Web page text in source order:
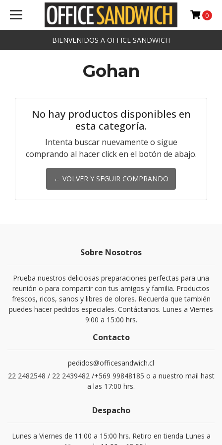
BIENVENIDOS A OFFICE SANDWICH
0
Gohan
No hay productos disponibles en
esta categoría.
Intenta buscar nuevamente o sigue
comprando al hacer click en el botón de abajo.
← VOLVER Y SEGUIR COMPRANDO
Sobre Nosotros
Prueba nuestros deliciosas preparaciones perfectas para una
reunión o para compartir con tus amigos y familia. Productos
frescos, ricos, sanos y libres de olores. Recuerda que también
puedes hacer pedidos especiales. Contáctanos. Lunes a Viernes
9:00 a 15:00 hrs.
Contacto
pedidos@officesandwich.cl
22 2482548 / 22 2439482 /+569 99848185 o a nuestro mail hast
a las 17:00 hrs.
Despacho
Lunes a Viernes de 11:00 a 15:00 hrs. Retiro en tienda Lunes a